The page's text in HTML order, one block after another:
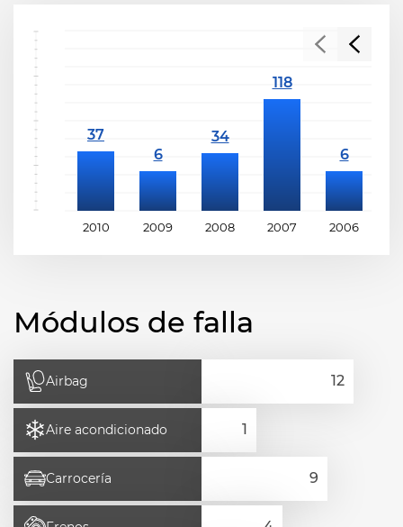
2010 2009 2008 2007 2006
Módulos de falla
Airbag
Aire acondicionado
Carrocería